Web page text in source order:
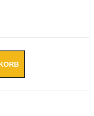
Aufkantung |